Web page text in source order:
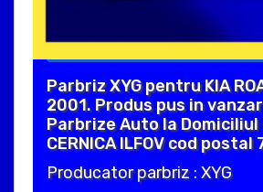
Parbriz XYG pentru KIA
2001. Produs pus in
Parbrize Auto la
CERNICA ILFOV cod postal
Producator parbriz : XYG